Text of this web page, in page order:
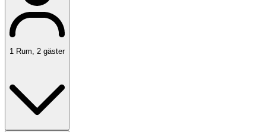
1 Rum, 2 gäster